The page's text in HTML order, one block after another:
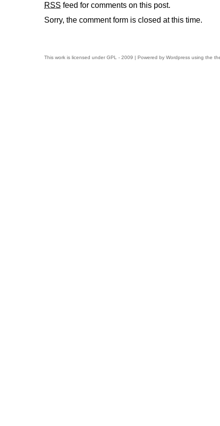
RSS feed for comments on this post.
Sorry, the comment form is closed at this time.
This work is licensed under GPL - 2009 | Powered by Wordpress using the